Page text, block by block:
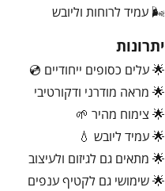
🌬️ עמיד לרוחות וליובש
יתרונות
🌟 עלים כסופים ייחודיים 💿
🌟 מראה מודרני ודקורטיבי
🌟 צימוח מהיר 🌱
🌟 עמיד ליובש 💧
🌟 מתאים גם לגיזום ולעיצוב
🌟 שימושי גם לקטיף ענפים